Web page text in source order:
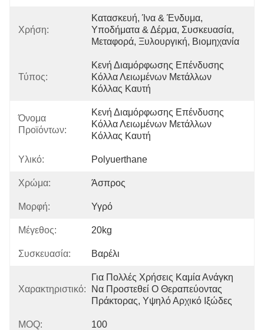
Χρήση:
Κατασκευή, Ίνα & Ένδυμα,
Υποδήματα & Δέρμα, Συσκευασία,
Μεταφορά, Ξυλουργική, Βιομηχανία
Τύπος:
Κενή Διαμόρφωσης Επένδυσης
Κόλλα Λειωμένων Μετάλλων
Κόλλας Καυτή
Όνομα
Προϊόντων:
Κενή Διαμόρφωσης Επένδυσης
Κόλλα Λειωμένων Μετάλλων
Κόλλας Καυτή
Υλικό: Polyuerthane
Χρώμα: Άσπρος
Μορφή: Υγρό
Μέγεθος: 20kg
Συσκευασία: Βαρέλι
Χαρακτηριστικό:
Για Πολλές Χρήσεις Καμία Ανάγκη
Να Προστεθεί Ο Θεραπεύοντας
Πράκτορας, Υψηλό Αρχικό Ιξώδες
MOQ: 100